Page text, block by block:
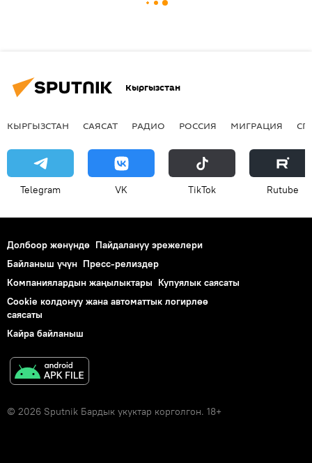
Кыргызстан
КЫРГЫЗСТАН САЯСАТ РАДИО РОССИЯ МИГРАЦИЯ
Telegram VK ТikТоk Rutube
Долбоор жөнүндө Пайдалануу эрежелери
Байланыш үчүн Пресс-релиздер
Компаниялардын жаңылыктары Купуялык саясаты
Cookie колдонуу жана автоматтык логирлөө
саясаты
Кайра байланыш
© 2026 Sputnik Бардык укуктар корголгон. 18+